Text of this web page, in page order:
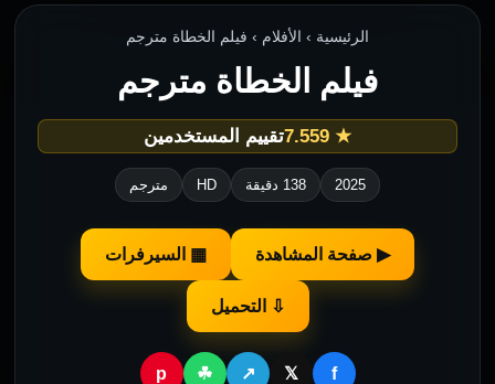
الرئيسية › الأفلام › فيلم الخطاة مترجم
فيلم الخطاة مترجم
★ 7.559 تقييم المستخدمين
2025 138 دقيقة HD مترجم
▶ صفحة المشاهدة ▦ السيرفرات
⇩ التحميل
f
𝕏
↗
☘
p